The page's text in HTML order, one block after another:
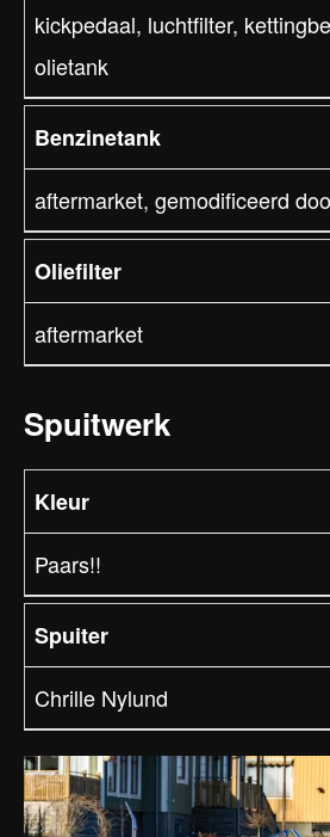
kickpedaal, luchtfilter,
olietank
Benzinetank
aftermarket, gemodificeerd
Oliefilter
aftermarket
Spuitwerk
Kleur
Paars!!
Spuiter
Chrille Nylund